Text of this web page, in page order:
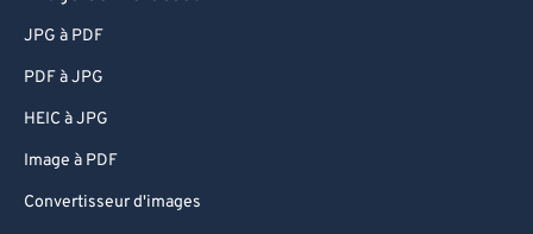
JPG à PDF
PDF à JPG
HEIC à JPG
Image à PDF
Convertisseur d'images